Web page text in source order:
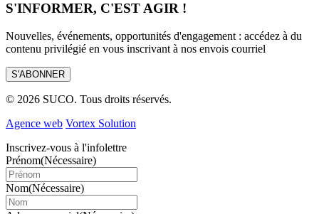
S'INFORMER, C'EST AGIR !
Nouvelles, événements, opportunités d'engagement : accédez à du
contenu privilégié en vous inscrivant à nos envois courriel
S'ABONNER
© 2026 SUCO. Tous droits réservés.
Agence web Vortex Solution
Inscrivez-vous à l'infolettre
Prénom(Nécessaire)
Nom(Nécessaire)